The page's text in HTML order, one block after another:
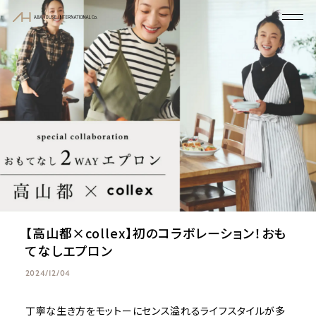
【高山都×collex】初のコラボレーション！おも
てなしエプロン
2024/12/04
丁寧な生き方をモットーにセンス溢れるライフスタイルが多